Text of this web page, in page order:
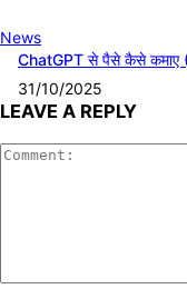
News
ChatGPT से पैसे कैसे
31/10/2025
LEAVE A REPLY